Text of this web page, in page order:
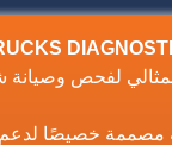
لفحص وصيانة
مصممة خصيصًا